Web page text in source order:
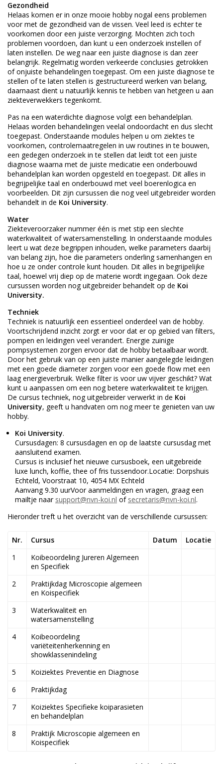
Gezondheid
Helaas komen er in onze mooie hobby nogal eens problemen
voor met de gezondheid van de vissen. Veel leed is echter te
voorkomen door een juiste verzorging. Mochten zich toch
problemen voordoen, dan kunt u een onderzoek instellen of
laten instellen. De weg naar een juiste diagnose is dan zeer
belangrijk. Regelmatig worden verkeerde conclusies getrokken
of onjuiste behandelingen toegepast. Om een juiste diagnose te
stellen of te laten stellen is gestructureerd werken van belang,
daarnaast dient u natuurlijk kennis te hebben van hetgeen u aan
ziekteverwekkers tegenkomt.
Pas na een waterdichte diagnose volgt een behandelplan.
Helaas worden behandelingen veelal ondoordacht en dus slecht
toegepast. Onderstaande modules helpen u om ziektes te
voorkomen, controlemaatregelen in uw routines in te bouwen,
een gedegen onderzoek in te stellen dat leidt tot een juiste
diagnose waarna met de juiste medicatie een onderbouwd
behandelplan kan worden opgesteld en toegepast. Dit alles in
begrijpelijke taal en onderbouwd met veel boerenlogica en
voorbeelden. Dit zijn cursussen die nog veel uitgebreider worden
behandelt in de Koi University.
Water
Ziekteveroorzaker nummer één is met stip een slechte
waterkwaliteit of watersamenstelling. In onderstaande modules
leert u wat deze begrippen inhouden, welke parameters daarbij
van belang zijn, hoe die parameters onderling samenhangen en
hoe u ze onder controle kunt houden. Dit alles in begrijpelijke
taal, hoewel vrij diep op de materie wordt ingegaan. Ook deze
cursussen worden nog uitgebreider behandelt op de Koi
University.
Techniek
Techniek is natuurlijk een essentieel onderdeel van de hobby.
Voortschrijdend inzicht zorgt er voor dat er op gebied van filters,
pompen en leidingen veel verandert. Energie zuinige
pompsystemen zorgen ervoor dat de hobby betaalbaar wordt.
Door het gebruik van op een juiste manier aangelegde leidingen
met een goede diameter zorgen voor een goede flow met een
laag energieverbruik. Welke filter is voor uw vijver geschikt? Wat
kunt u aanpassen om een nog betere waterkwaliteit te krijgen.
De cursus techniek, nog uitgebreider verwerkt in de Koi
University, geeft u handvaten om nog meer te genieten van uw
hobby.
Koi University.
Cursusdagen: 8 cursusdagen en op de laatste cursusdag met
aansluitend examen.
Cursus is inclusief het nieuwe cursusboek, een uitgebreide
luxe lunch, koffie, thee of fris tussendoor.Locatie: Dorpshuis
Echteld, Voorstraat 10, 4054 MX Echteld
Aanvang 9.30 uurVoor aanmeldingen en vragen, graag een
mailtje naar support@nvn-koi.nl of secretaris@nvn-koi.nl.
Hieronder treft u het overzicht van de verschillende cursussen:
Nr. Cursus Datum
Locatie
1
Koibeoordeling Jureren Algemeen
en Specifiek
2
Praktijkdag Microscopie algemeen
en Koispecifiek
3
Waterkwaliteit en
watersamenstelling
4
Koibeoordeling
variëteitenherkenning en
showklassenindeling
5
Koiziektes Preventie en Diagnose
6
Praktijkdag
7
Koiziektes Specifieke koiparasieten
en behandelplan
8
Praktijk Microscopie algemeen en
Koispecifiek